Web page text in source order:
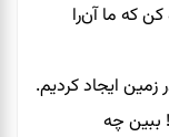
کن که ما آن‌را
زمین ایجاد کردیم.
ببین چه